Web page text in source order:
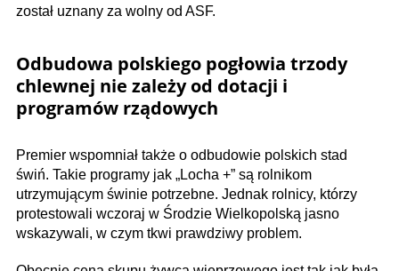
został uznany za wolny od ASF.
Odbudowa polskiego pogłowia trzody
chlewnej nie zależy od dotacji i
programów rządowych
Premier wspomniał także o odbudowie polskich stad
świń. Takie programy jak „Locha +” są rolnikom
utrzymującym świnie potrzebne. Jednak rolnicy, którzy
protestowali wczoraj w Środzie Wielkopolską jasno
wskazywali, w czym tkwi prawdziwy problem.